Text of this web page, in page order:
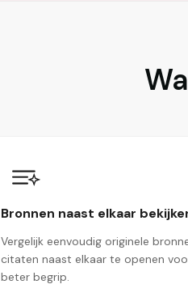
Bronnen naast elkaar
Vergelijk eenvoudig originele
citaten naast elkaar te openen
beter begrip.